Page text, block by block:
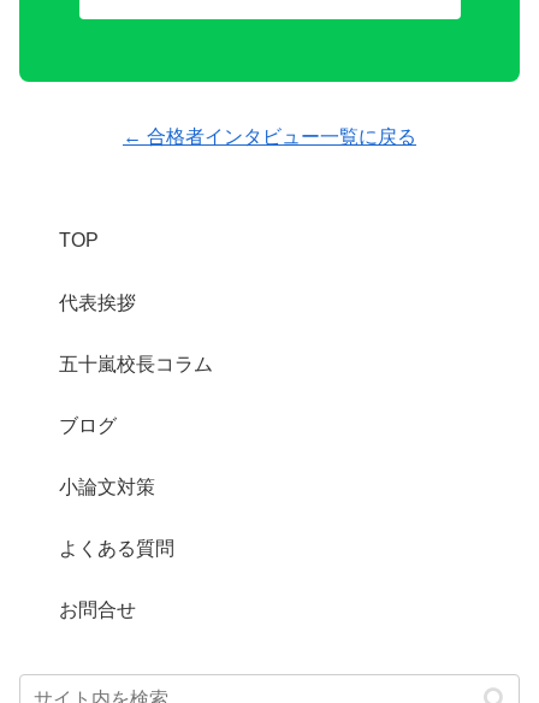
← 合格者インタビュー一覧に戻る
TOP
代表挨拶
五十嵐校長コラム
ブログ
小論文対策
よくある質問
お問合せ